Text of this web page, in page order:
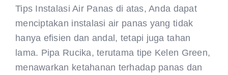
Tips Instalasi Air Panas di atas, Anda dapat
menciptakan instalasi air panas yang tidak
hanya efisien dan andal, tetapi juga tahan
lama. Pipa Rucika, terutama tipe Kelen Green,
menawarkan ketahanan terhadap panas dan